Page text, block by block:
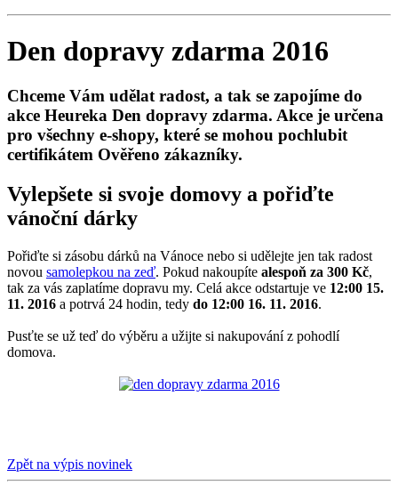
Den dopravy zdarma 2016
Chceme Vám udělat radost, a tak se zapojíme do
akce Heureka Den dopravy zdarma. Akce je určena
pro všechny e-shopy, které se mohou pochlubit
certifikátem Ověřeno zákazníky.
Vylepšete si svoje domovy a pořiďte
vánoční dárky
Pořiďte si zásobu dárků na Vánoce nebo si udělejte jen tak radost
novou samolepkou na zeď. Pokud nakoupíte alespoň za 300 Kč,
tak za vás zaplatíme dopravu my. Celá akce odstartuje ve 12:00 15.
11. 2016 a potrvá 24 hodin, tedy do 12:00 16. 11. 2016.
Pusťte se už teď do výběru a užijte si nakupování z pohodlí
domova.
Zpět na výpis novinek